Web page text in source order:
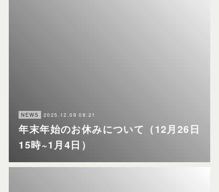
NEWS 2025.12.09 08:21
年末年始のお休みについて（12月26日
15時~1月4日）